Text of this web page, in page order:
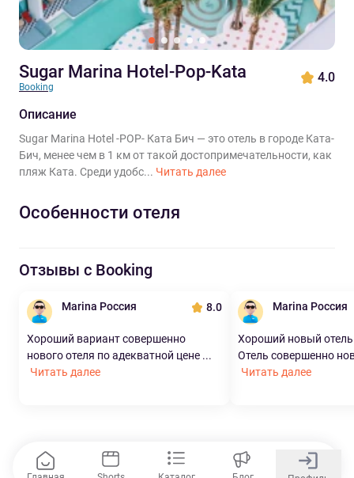
Sugar Marina Hotel-Pop-Kata
Booking
4.0
Описание
Sugar Marina Hotel -POP- Ката Бич — это отель в городе Ката-
Бич, менее чем в 1 км от такой достопримечательности, как
пляж Ката. Среди удобс... Читать далее
Особенности отеля
Отзывы с Booking
Marina Россия 8.0
Хороший вариант совершенно
нового отеля по адекватной цене ...
Читать далее
Marina Россия
Хороший новый отель
Отель совершенно
Читать далее